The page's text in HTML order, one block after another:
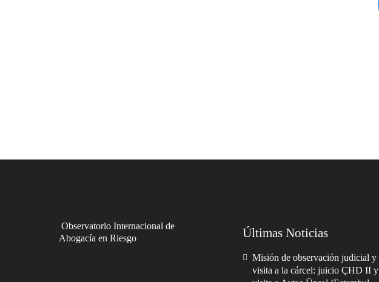
Observatorio Internacional de
Abogacía en Riesgo
Últimas Noticias
Misión de observación judicial y
visita a la cárcel: juicio ÇHD II y